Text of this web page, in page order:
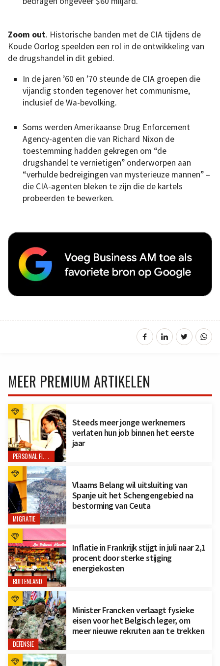
Zoom out. Historische banden met de CIA tijdens de
Koude Oorlog speelden een rol in de ontwikkeling van
de drugshandel in dit gebied.
In de jaren ’60 en ’70 steunde de CIA groepen die
vijandig stonden tegenover het communisme,
inclusief de Wa-bevolking.
Soms werden Amerikaanse Drug Enforcement
Agency-agenten die van Richard Nixon de
toestemming hadden gekregen om “de
drugshandel te vernietigen” onderworpen aan
“verhulde bedreigingen van mysterieuze mannen” –
die CIA-agenten bleken te zijn die de kartels
probeerden te bewerken.
MEER PREMIUM ARTIKELEN
PERSONAL FINANCE
Steeds meer jonge werknemers
verlaten hun job binnen het eerste
jaar
MIGRATIE
Vlaams Belang wil uitsluiting van
Spanje uit het Schengengebied na
bestorming van Ceuta
BUITENLAND
Inflatie in Frankrijk stijgt in juli naar 2,1
procent door sterke stijging
energiekosten
DEFENSIE
Minister Francken verlaagt fysieke
eisen voor het Belgisch leger, om
meer nieuwe rekruten aan te trekken